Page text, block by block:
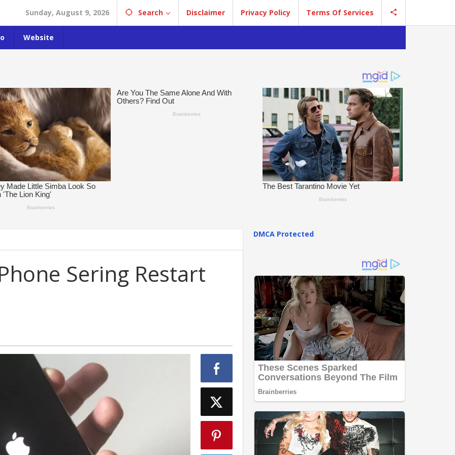
Sunday, August 9, 2026 Search Disclaimer Privacy Policy Terms Of Services
Website
Sering Restart
DMCA Protected